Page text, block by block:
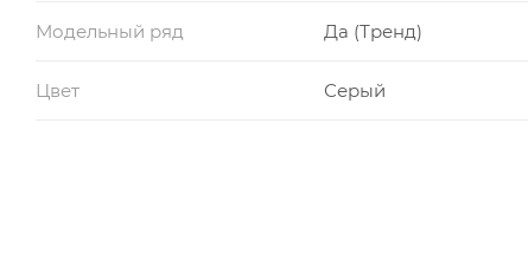
Модельный ряд Да (Тренд)
Цвет Серый